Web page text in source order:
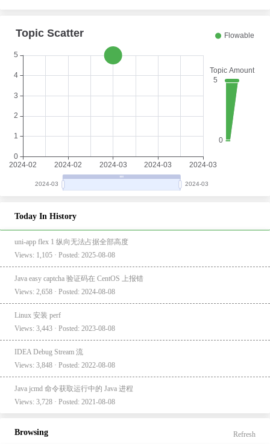
Today In History
uni-app flex 1 纵向无法占据全部高度
Views: 1,105 · Posted: 2025-08-08
Java easy captcha 验证码在 CentOS 上报错
Views: 2,658 · Posted: 2024-08-08
Linux 安装 perf
Views: 3,443 · Posted: 2023-08-08
IDEA Debug Stream 流
Views: 3,848 · Posted: 2022-08-08
Java jcmd 命令获取运行中的 Java 进程
Views: 3,728 · Posted: 2021-08-08
Browsing Refresh